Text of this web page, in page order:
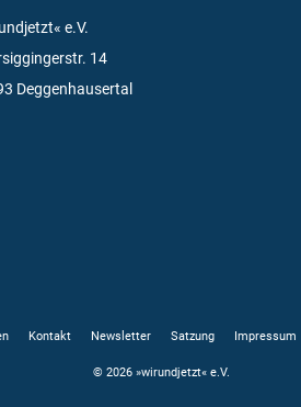
e.V.
14
Deggenhausertal
Kontakt Newsletter Satzung Impressum
© 2026 »wirundjetzt« e.V.